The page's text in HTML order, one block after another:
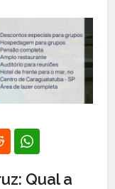
Qual a